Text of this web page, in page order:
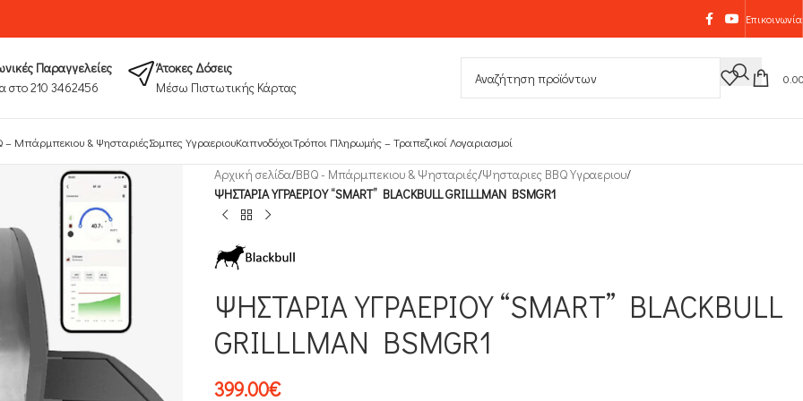
Επικοινωνία
Παραγγελείες
στο 210 3462456
Άτοκες Δόσεις
Μέσω Πιστωτικής Κάρτας
– Μπάρμπεκιου & ΨησταριέςΣομπες ΥγραεριουΚαπνοδόχοιΤρόποι Πληρωμής​ – Τραπεζικοί Λογαριασμοί
Αρχική σελίδα/ΒΒQ - Μπάρμπεκιου & Ψησταριές/Ψησταριες BBQ Υγραεριου/
ΨΗΣΤΑΡΙΑ ΥΓΡΑΕΡΙΟΥ “SMART” BLACKBULL GRILLLMAN BSMGR1
ΨΗΣΤΑΡΙΑ ΥΓΡΑΕΡΙΟΥ “SMART” BLACKBULL
GRILLLMAN BSMGR1
399.00€